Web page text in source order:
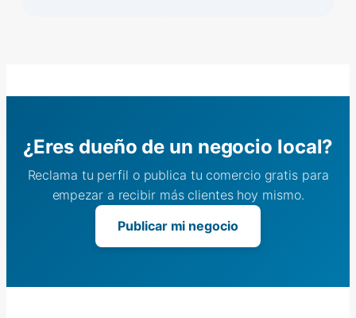
¿Eres dueño de un negocio local?
Reclama tu perfil o publica tu comercio gratis para
empezar a recibir más clientes hoy mismo.
Publicar mi negocio